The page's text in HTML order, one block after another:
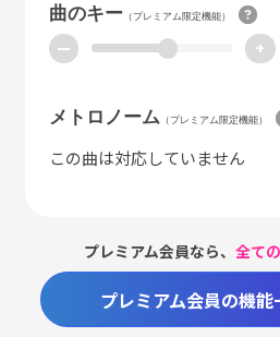
曲のキー（プレミアム限定機能）
ー +
メトロノーム （プレミアム限定機能）
この曲は対応していません
プレミアム会員なら、全て
プレミアム会員の機